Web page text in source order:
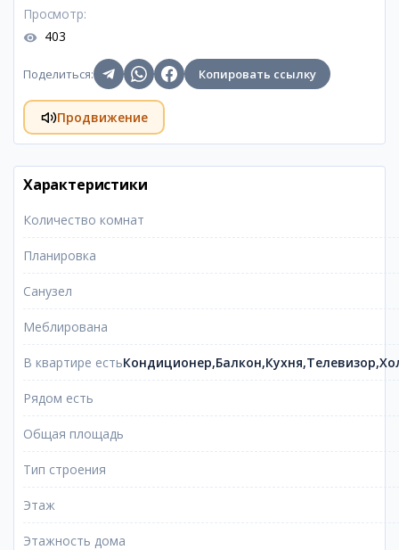
Просмотр:
403
Поделиться: Копировать ссылку
Продвижение
Характеристики
Количество комнат
Планировка
Санузел
Меблирована
В квартире есть
Рядом есть
Общая площадь
Тип строения
Этаж
Этажность дома